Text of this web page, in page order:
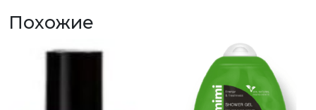
Похожие